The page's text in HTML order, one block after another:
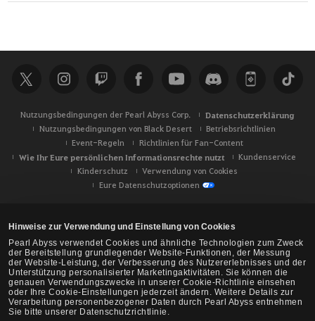
Hinweise zur Verwendung und Einstellung von Cookies
Pearl Abyss verwendet Cookies und ähnliche Technologien zum Zweck
der Bereitstellung grundlegender Website-Funktionen, der Messung
der Website-Leistung, der Verbesserung des Nutzererlebnisses und der
Unterstützung personalisierter Marketingaktivitäten. Sie können die
genauen Verwendungszwecke in unserer Cookie-Richtlinie einsehen
oder Ihre Cookie-Einstellungen jederzeit ändern. Weitere Details zur
Verarbeitung personenbezogener Daten durch Pearl Abyss entnehmen
Sie bitte unserer Datenschutzrichtlinie.
Nutzungsbedingungen der Pearl Abyss Corp. Datenschutzerklärung
Nutzungsbedingungen von Black Desert
Betriebsrichtlinien
Event-Regeln
Richtlinien für Fan-Content
Wie Ihr Eure persönlichen Informationsrechte nutzt
Kundenservice
Kinderschutz
Verwendung von Cookies
Eure Datenschutzoptionen